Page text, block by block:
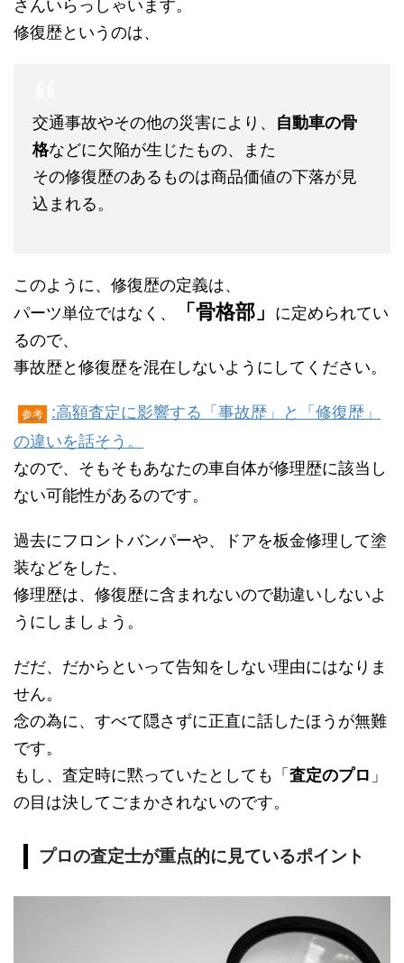
さんいらっしゃいます。
修復歴というのは、
交通事故やその他の災害により、 自動車の骨
格などに欠陥が生じたもの、また
その修復歴のあるものは商品価値の下落が見
込まれる。
このように、修復歴の定義は、
パーツ単位ではなく、
「骨格部」
に定められてい
るので、
事故歴と修復歴を混在しないようにしてください。
参考
:高額査定に影響する「事故歴」と「修復歴」
の違いを話そう。
なので、そもそもあなたの車自体が修理歴に該当し
ない可能性があるのです。
過去にフロントバンパーや、ドアを板金修理して塗
装などをした、
修理歴は、修復歴に含まれないので勘違いしないよ
うにしましょう。
だだ、だからといって告知をしない理由にはなりま
せん。
念の為に、すべて隠さずに正直に話したほうが無難
です。
もし、査定時に黙っていたとしても「 査定のプロ 」
の目は決してごまかされないのです。
プロの査定士が重点的に見ているポイント